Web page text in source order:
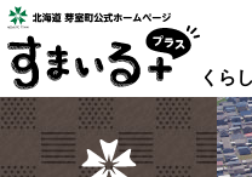
本
文
へ
移
動
る
くら
instagram